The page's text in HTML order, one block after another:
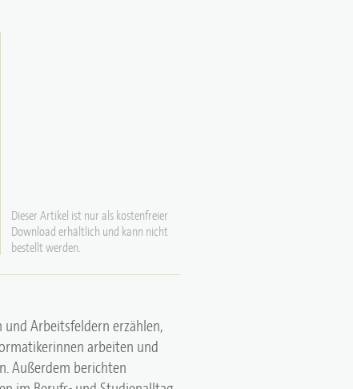
Dieser Artikel ist nur als kostenfreier
Download erhältlich und kann nicht
bestellt werden.
Arbeitsfeldern erzählen,
arbeiten und
Außerdem berichten